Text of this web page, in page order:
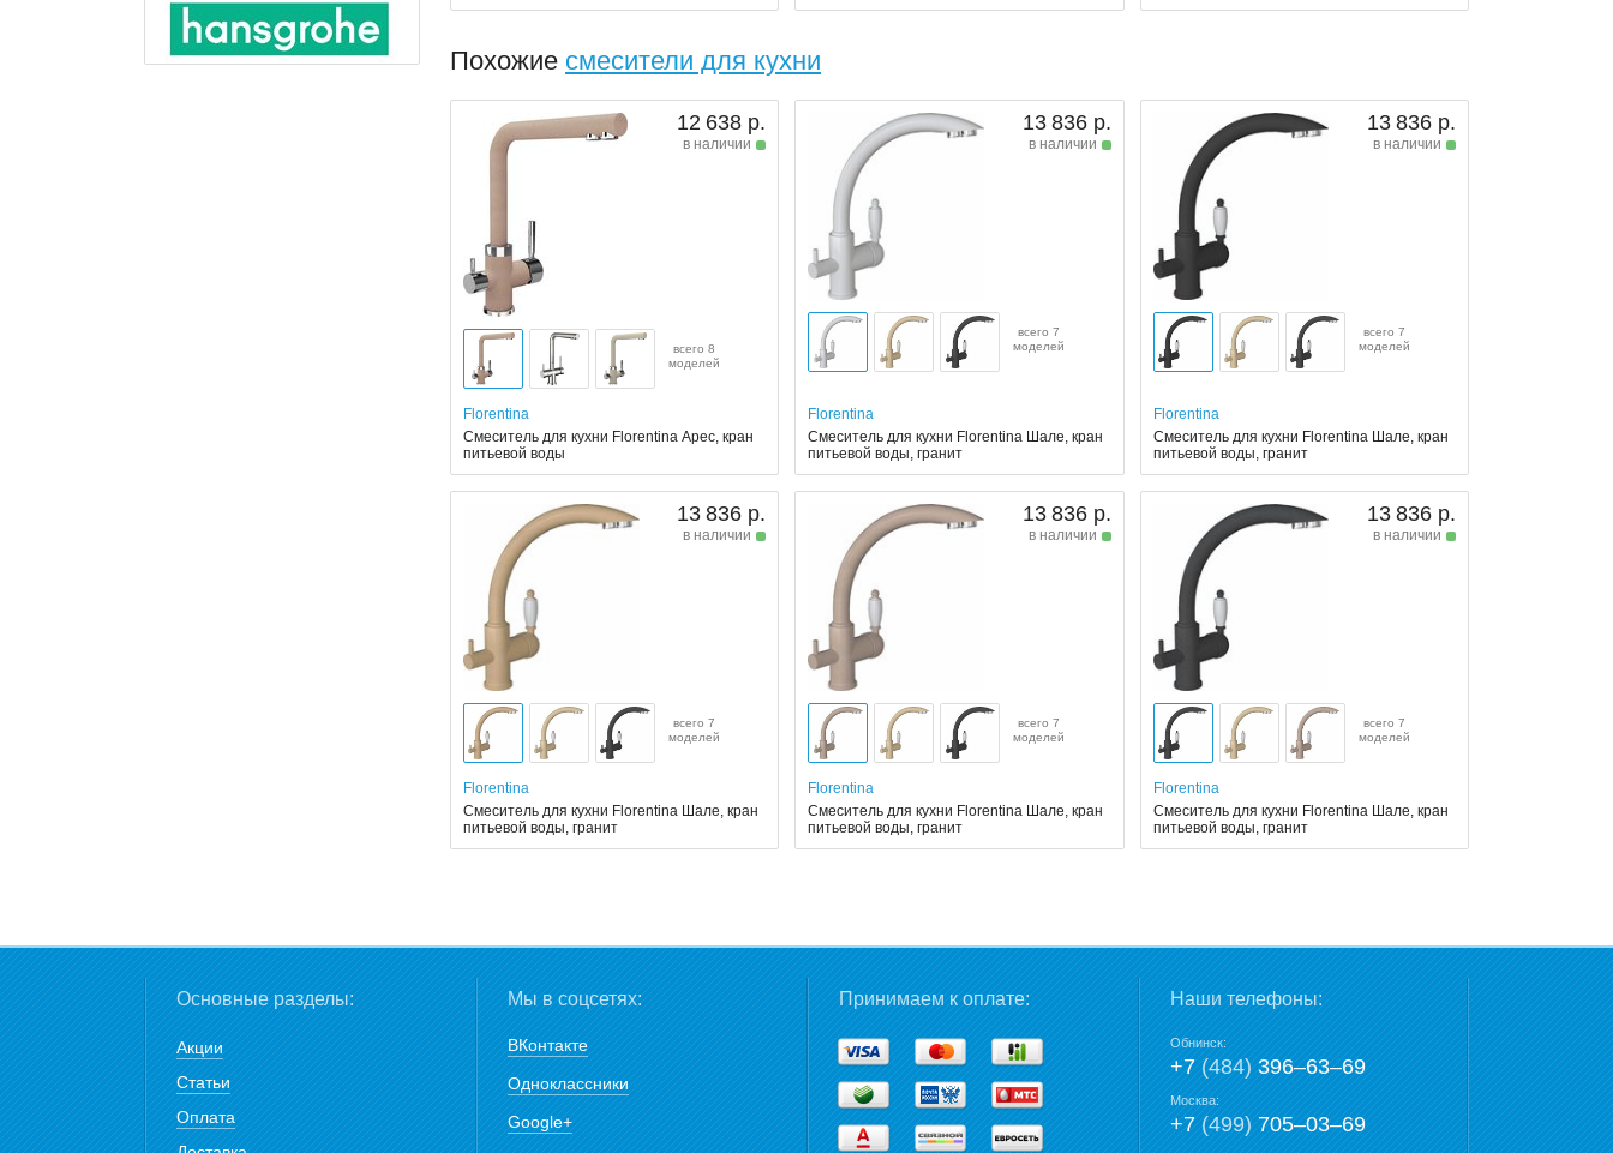
Похожие смесители для кухни
12 638 р.
в наличии
всего 8
моделей
Florentina
Смеситель для кухни Florentina Арес, кран
питьевой воды
13 836 р.
в наличии
всего 7
моделей
Florentina
Смеситель для кухни Florentina Шале, кран
питьевой воды, гранит
13 836 р.
в наличии
всего 7
моделей
Florentina
Смеситель для кухни Florentina Шале, кран
питьевой воды, гранит
13 836 р.
в наличии
всего 7
моделей
Florentina
Смеситель для кухни Florentina Шале, кран
питьевой воды, гранит
13 836 р.
в наличии
всего 7
моделей
Florentina
Смеситель для кухни Florentina Шале, кран
питьевой воды, гранит
13 836 р.
в наличии
всего 7
моделей
Florentina
Смеситель для кухни Florentina Шале, кран
питьевой воды, гранит
Основные разделы:
Акции
Статьи
Оплата
Мы в соцсетях:
ВКонтакте
Одноклассники
Google+
Принимаем к оплате: Наши телефоны:
Обнинск:
+7(484)396‒63‒69
Москва:
+7(499)705‒03‒69